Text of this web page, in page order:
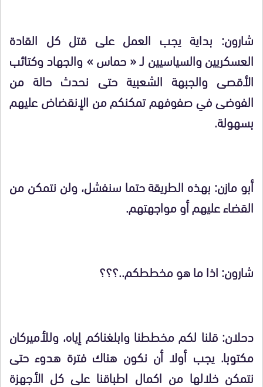
شارون: بداية يجب العمل على قتل كل القادة
العسكريين والسياسيين لـ « حماس » والجهاد وكتائب
الأقصى والجبهة الشعبية حتى نحدث حالة من
الفوضى في صفوفهم تمكنكم من الإنقضاض عليهم
بسهولة.
أبو مازن: بهذه الطريقة حتما سنفشل، ولن نتمكن من
القضاء عليهم أو مواجهتهم.
شارون: اذا ما هو مخططكم..؟؟؟
دحلان: قلنا لكم مخططنا وابلغناكم إياه، وللأميركان
مكتوبا. يجب أولا أن نكون هناك فترة هدوء حتى
نتمكن خلالها من اكمال اطباقنا على كل الأجهزة